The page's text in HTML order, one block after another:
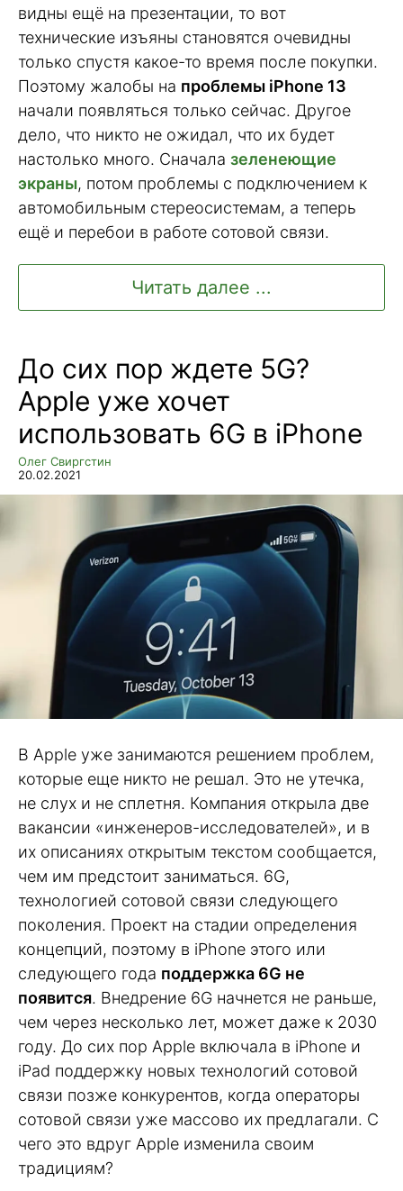
видны ещё на презентации, то вот
технические изъяны становятся очевидны
только спустя какое-то время после покупки.
Поэтому жалобы на проблемы iPhone 13
начали появляться только сейчас. Другое
дело, что никто не ожидал, что их будет
настолько много. Сначала зеленеющие
экраны, потом проблемы с подключением к
автомобильным стереосистемам, а теперь
ещё и перебои в работе сотовой связи.
Читать далее ...
До сих пор ждете 5G?
Apple уже хочет
использовать 6G в iPhone
Олег Свиргстин
20.02.2021
В Apple уже занимаются решением проблем,
которые еще никто не решал. Это не утечка,
не слух и не сплетня. Компания открыла две
вакансии «инженеров-исследователей», и в
их описаниях открытым текстом сообщается,
чем им предстоит заниматься. 6G,
технологией сотовой связи следующего
поколения. Проект на стадии определения
концепций, поэтому в iPhone этого или
следующего года поддержка 6G не
появится. Внедрение 6G начнется не раньше,
чем через несколько лет, может даже к 2030
году. До сих пор Apple включала в iPhone и
iPad поддержку новых технологий сотовой
связи позже конкурентов, когда операторы
сотовой связи уже массово их предлагали. С
чего это вдруг Apple изменила своим
традициям?